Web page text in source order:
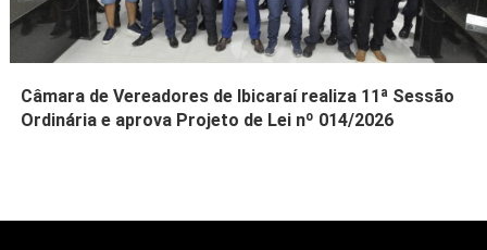
Câmara de Vereadores de Ibicaraí realiza 11ª Sessão
Ordinária e aprova Projeto de Lei nº 014/2026